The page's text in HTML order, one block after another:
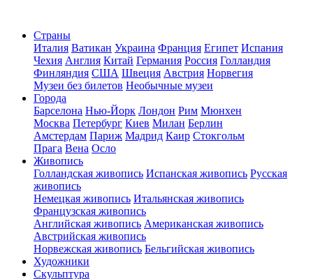
Страны
Италия Ватикан Украина Франция Египет Испания
Чехия Англия Китай Германия Россия Голландия
Финляндия США Швеция Австрия Норвегия
Музеи без билетов Необычные музеи
Города
Барселона Нью-Йорк Лондон Рим Мюнхен
Москва Петербург Киев Милан Берлин
Амстердам Париж Мадрид Каир Стокгольм
Прага Вена Осло
Живопись
Голландская живопись Испанская живопись Русская
живопись
Немецкая живопись Итальянская живопись
Французская живопись
Английская живопись Американская живопись
Австрийская живопись
Норвежская живопись Бельгийская живопись
Художники
Скульптура